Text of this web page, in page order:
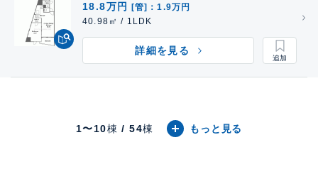
18.8万円
[管]：1.9万円
40.98㎡ / 1LDK
詳細を見る
1〜10棟 /54棟 もっと見る